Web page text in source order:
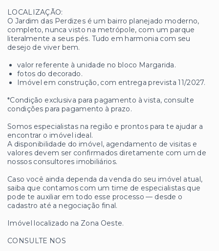
LOCALIZAÇÃO:
O Jardim das Perdizes é um bairro planejado moderno,
completo, nunca visto na metrópole, com um parque
literalmente a seus pés. Tudo em harmonia com seu
desejo de viver bem.
valor referente à unidade no bloco Margarida.
fotos do decorado.
Imóvel em construção, com entrega prevista 11/2027.
*Condição exclusiva para pagamento à vista, consulte
condições para pagamento à prazo.
Somos especialistas na região e prontos para te ajudar a
encontrar o imóvel ideal.
A disponibilidade do imóvel, agendamento de visitas e
valores devem ser confirmados diretamente com um de
nossos consultores imobiliários.
Caso você ainda dependa da venda do seu imóvel atual,
saiba que contamos com um time de especialistas que
pode te auxiliar em todo esse processo — desde o
cadastro até a negociação final.
Imóvel localizado na Zona Oeste.
CONSULTE NOS